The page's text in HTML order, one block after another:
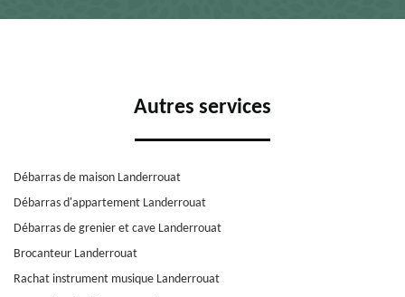
Autres services
Débarras de maison Landerrouat
Débarras d'appartement Landerrouat
Débarras de grenier et cave Landerrouat
Brocanteur Landerrouat
Rachat instrument musique Landerrouat